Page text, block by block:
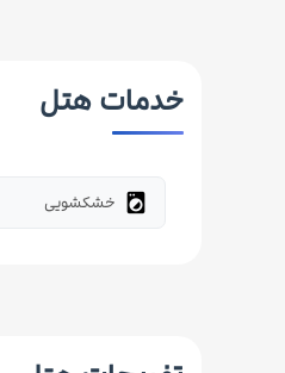
خدمات هتل
local_laundry_service خشکشویی